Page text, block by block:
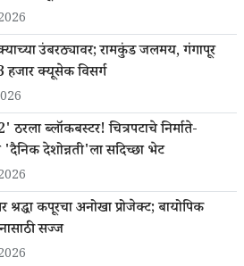
उंबरठ्यावर; रामकुंड जलमय, गंगापूर
हजार क्यूसेक विसर्ग
ब्लॉकबस्टर! चित्रपटाचे निर्माते-
'दैनिक देशोन्नती'ला सदिच्छा भेट
श्रद्धा कपूरचा अनोखा प्रोजेक्ट; बायोपिक
सज्ज